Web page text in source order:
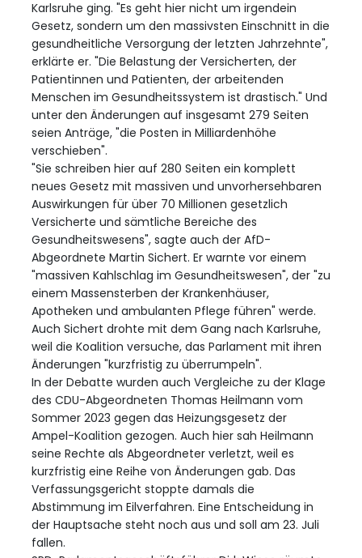
Karlsruhe ging. "Es geht hier nicht um irgendein
Gesetz, sondern um den massivsten Einschnitt in die
gesundheitliche Versorgung der letzten Jahrzehnte",
erklärte er. "Die Belastung der Versicherten, der
Patientinnen und Patienten, der arbeitenden
Menschen im Gesundheitssystem ist drastisch." Und
unter den Änderungen auf insgesamt 279 Seiten
seien Anträge, "die Posten in Milliardenhöhe
verschieben".
"Sie schreiben hier auf 280 Seiten ein komplett
neues Gesetz mit massiven und unvorhersehbaren
Auswirkungen für über 70 Millionen gesetzlich
Versicherte und sämtliche Bereiche des
Gesundheitswesens", sagte auch der AfD-
Abgeordnete Martin Sichert. Er warnte vor einem
"massiven Kahlschlag im Gesundheitswesen", der "zu
einem Massensterben der Krankenhäuser,
Apotheken und ambulanten Pflege führen" werde.
Auch Sichert drohte mit dem Gang nach Karlsruhe,
weil die Koalition versuche, das Parlament mit ihren
Änderungen "kurzfristig zu überrumpeln".
In der Debatte wurden auch Vergleiche zu der Klage
des CDU-Abgeordneten Thomas Heilmann vom
Sommer 2023 gegen das Heizungsgesetz der
Ampel-Koalition gezogen. Auch hier sah Heilmann
seine Rechte als Abgeordneter verletzt, weil es
kurzfristig eine Reihe von Änderungen gab. Das
Verfassungsgericht stoppte damals die
Abstimmung im Eilverfahren. Eine Entscheidung in
der Hauptsache steht noch aus und soll am 23. Juli
fallen.